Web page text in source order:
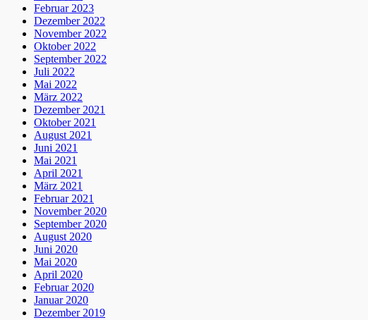
Februar 2023
Dezember 2022
November 2022
Oktober 2022
September 2022
Juli 2022
Mai 2022
März 2022
Dezember 2021
Oktober 2021
August 2021
Juni 2021
Mai 2021
April 2021
März 2021
Februar 2021
November 2020
September 2020
August 2020
Juni 2020
Mai 2020
April 2020
Februar 2020
Januar 2020
Dezember 2019